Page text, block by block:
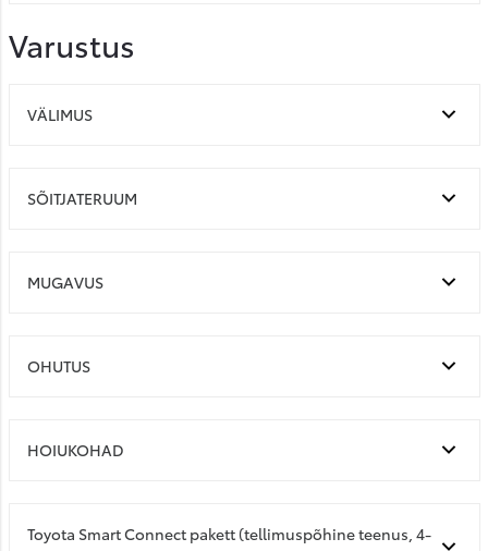
Varustus
VÄLIMUS
SÕITJATERUUM
MUGAVUS
OHUTUS
HOIUKOHAD
Toyota Smart Connect pakett (tellimuspõhine teenus, 4-